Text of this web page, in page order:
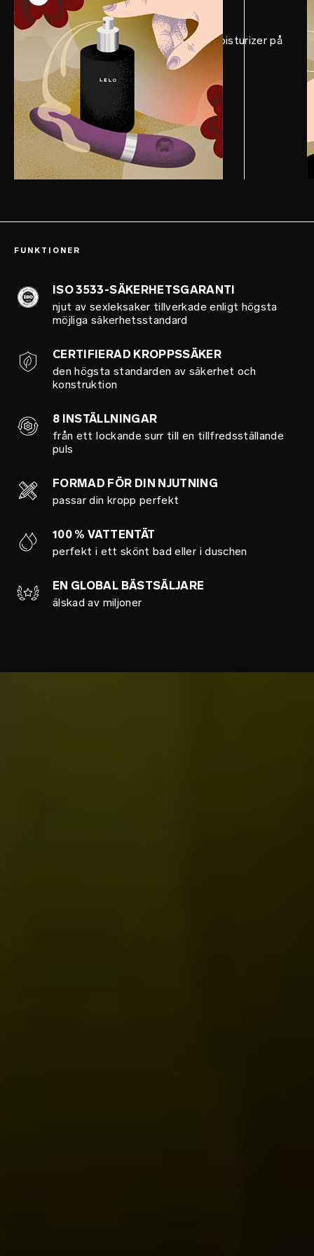
Smörj rikligt med LELO Personal Moisturizer på
ELISE™ 2, slappna av.
FUNKTIONER
ISO 3533-SÄKERHETSGARANTI
njut av sexleksaker tillverkade enligt högsta
möjliga säkerhetsstandard
CERTIFIERAD KROPPSSÄKER
den högsta standarden av säkerhet och
konstruktion
8 INSTÄLLNINGAR
från ett lockande surr till en tillfredsställande
puls
FORMAD FÖR DIN NJUTNING
passar din kropp perfekt
100 % VATTENTÄT
perfekt i ett skönt bad eller i duschen
EN GLOBAL BÄSTSÄLJARE
älskad av miljoner